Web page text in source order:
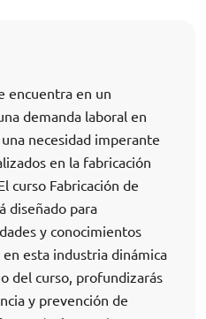
encuentra en un
demanda laboral en
necesidad imperante
en la fabricación
curso Fabricación de
diseñado para
y conocimientos
esta industria dinámica
del curso, profundizarás
y prevención de